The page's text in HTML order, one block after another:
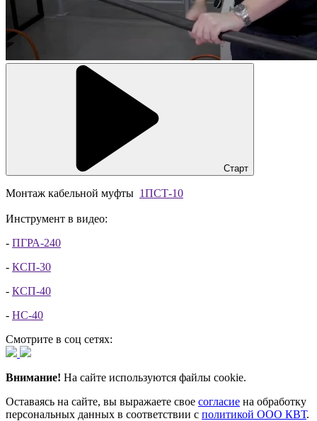
Старт
Монтаж кабельной муфты 1ПСТ-10
Инструмент в видео:
- ПГРА-240
- КСП-30
- КСП-40
- НС-40
Смотрите в соц сетях:
Внимание! На сайте используются файлы cookie.
Оставаясь на сайте, вы выражаете свое согласие на обработку
персональных данных в соответствии с политикой ООО КВТ.